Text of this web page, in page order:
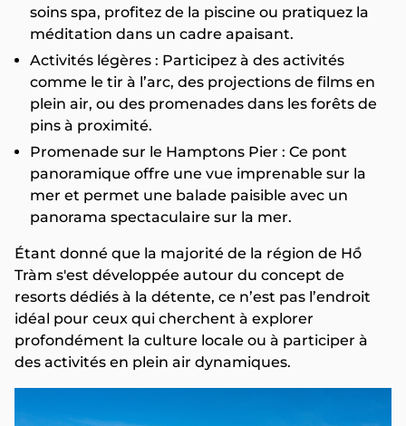
soins spa, profitez de la piscine ou pratiquez la
méditation dans un cadre apaisant.
Activités légères : Participez à des activités
comme le tir à l’arc, des projections de films en
plein air, ou des promenades dans les forêts de
pins à proximité.
Promenade sur le Hamptons Pier : Ce pont
panoramique offre une vue imprenable sur la
mer et permet une balade paisible avec un
panorama spectaculaire sur la mer.
Étant donné que la majorité de la région de Hồ
Tràm s'est développée autour du concept de
resorts dédiés à la détente, ce n’est pas l’endroit
idéal pour ceux qui cherchent à explorer
profondément la culture locale ou à participer à
des activités en plein air dynamiques.